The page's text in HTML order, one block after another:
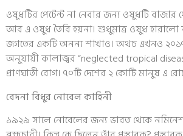
ওষুধটির পেটেন্ট না নেবার জন্য ওষুধটি বাজার
আর এ ওষুধ তৈরি হয়না। শুধুমাত্র ওষুধ হারালো
জগতের একটি অনন্য শাখাও। অথচ এখনও ২০১৭
অনুযায়ী কালাজ্বর “neglected tropical
প্রাণঘাতী রোগ। ৭০টি দেশের ২ কোটি মানুষ এ
বেদনা বিধুর নোবেল কাহিনী
১৯২৯ সালে নোবেলের জন্য ভারত থেকে